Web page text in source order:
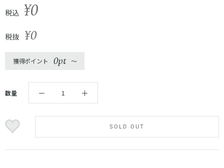
税込 ¥0
税抜 ¥0
獲得ポイント 0pt 〜
数量
SOLD OUT